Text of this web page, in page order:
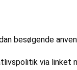
besøgende
via linket